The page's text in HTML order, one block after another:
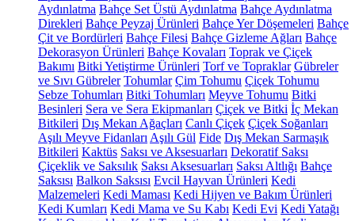
Aydınlatma Bahçe Set Üstü Aydınlatma Bahçe Aydınlatma
Direkleri Bahçe Peyzaj Ürünleri Bahçe Yer Döşemeleri Bahçe
Çit ve Bordürleri Bahçe Filesi Bahçe Gizleme Ağları Bahçe
Dekorasyon Ürünleri Bahçe Kovaları Toprak ve Çiçek
Bakımı Bitki Yetiştirme Ürünleri Torf ve Topraklar Gübreler
ve Sıvı Gübreler Tohumlar Çim Tohumu Çiçek Tohumu
Sebze Tohumları Bitki Tohumları Meyve Tohumu Bitki
Besinleri Sera ve Sera Ekipmanları Çiçek ve Bitki İç Mekan
Bitkileri Dış Mekan Ağaçları Canlı Çiçek Çiçek Soğanları
Aşılı Meyve Fidanları Aşılı Gül Fide Dış Mekan Sarmaşık
Bitkileri Kaktüs Saksı ve Aksesuarları Dekoratif Saksı
Çiçeklik ve Saksılık Saksı Aksesuarları Saksı Altlığı Bahçe
Saksısı Balkon Saksısı Evcil Hayvan Ürünleri Kedi
Malzemeleri Kedi Maması Kedi Hijyen ve Bakım Ürünleri
Kedi Kumları Kedi Mama ve Su Kabı Kedi Evi Kedi Yatağı